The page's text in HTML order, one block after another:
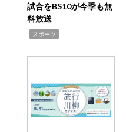
試合をBS10が今季も無
料放送
スポーツ